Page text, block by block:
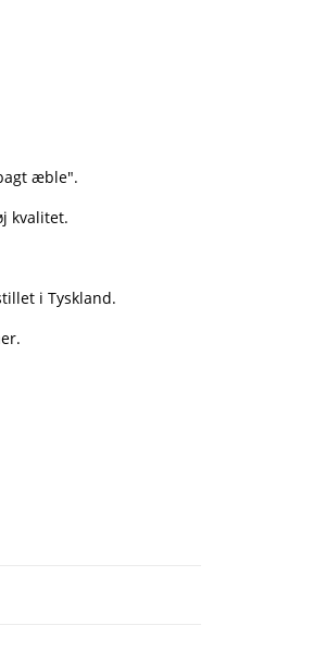
æble".
kvalitet.
i Tyskland.